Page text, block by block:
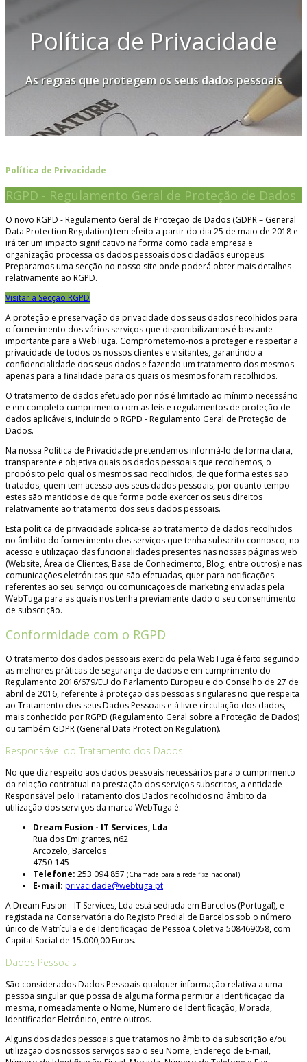
Política de Privacidade
As regras que protegem os seus dados pessoais
Política de Privacidade
RGPD - Regulamento Geral de Proteção de Dados
O novo RGPD - Regulamento Geral de Proteção de Dados (GDPR – General
Data Protection Regulation) tem efeito a partir do dia 25 de maio de 2018 e
irá ter um impacto significativo na forma como cada empresa e
organização processa os dados pessoais dos cidadãos europeus.
Preparamos uma secção no nosso site onde poderá obter mais detalhes
relativamente ao RGPD.
Visitar a Secção RGPD
A proteção e preservação da privacidade dos seus dados recolhidos para
o fornecimento dos vários serviços que disponibilizamos é bastante
importante para a WebTuga. Comprometemo-nos a proteger e respeitar a
privacidade de todos os nossos clientes e visitantes, garantindo a
confidencialidade dos seus dados e fazendo um tratamento dos mesmos
apenas para a finalidade para os quais os mesmos foram recolhidos.
O tratamento de dados efetuado por nós é limitado ao mínimo necessário
e em completo cumprimento com as leis e regulamentos de proteção de
dados aplicáveis, incluindo o RGPD - Regulamento Geral de Proteção de
Dados.
Na nossa Política de Privacidade pretendemos informá-lo de forma clara,
transparente e objetiva quais os dados pessoais que recolhemos, o
propósito pelo qual os mesmos são recolhidos, de que forma estes são
tratados, quem tem acesso aos seus dados pessoais, por quanto tempo
estes são mantidos e de que forma pode exercer os seus direitos
relativamente ao tratamento dos seus dados pessoais.
Esta política de privacidade aplica-se ao tratamento de dados recolhidos
no âmbito do fornecimento dos serviços que tenha subscrito connosco, no
acesso e utilização das funcionalidades presentes nas nossas páginas web
(Website, Área de Clientes, Base de Conhecimento, Blog, entre outros) e nas
comunicações eletrónicas que são efetuadas, quer para notificações
referentes ao seu serviço ou comunicações de marketing enviadas pela
WebTuga para as quais nos tenha previamente dado o seu consentimento
de subscrição.
Conformidade com o RGPD
O tratamento dos dados pessoais exercido pela WebTuga é feito seguindo
as melhores práticas de segurança de dados e em cumprimento do
Regulamento 2016/679/EU do Parlamento Europeu e do Conselho de 27 de
abril de 2016, referente à proteção das pessoas singulares no que respeita
ao Tratamento dos seus Dados Pessoais e à livre circulação dos dados,
mais conhecido por RGPD (Regulamento Geral sobre a Proteção de Dados)
ou também GDPR (General Data Protection Regulation).
Responsável do Tratamento dos Dados
No que diz respeito aos dados pessoais necessários para o cumprimento
da relação contratual na prestação dos serviços subscritos, a entidade
Responsável pelo Tratamento dos Dados recolhidos no âmbito da
utilização dos serviços da marca WebTuga é:
Dream Fusion - IT Services, Lda
Rua dos Emigrantes, n62
Arcozelo, Barcelos
4750-145
Telefone: 253 094 857 (Chamada para a rede fixa nacional)
E-mail: privacidade@webtuga.pt
A Dream Fusion - IT Services, Lda está sediada em Barcelos (Portugal), e
registada na Conservatória do Registo Predial de Barcelos sob o número
único de Matrícula e de Identificação de Pessoa Coletiva 508469058, com
Capital Social de 15.000,00 Euros.
Dados Pessoais
São considerados Dados Pessoais qualquer informação relativa a uma
pessoa singular que possa de alguma forma permitir a identificação da
mesma, nomeadamente o Nome, Número de Identificação, Morada,
Identificador Eletrónico, entre outros.
Alguns dos dados pessoais que tratamos no âmbito da subscrição e/ou
utilização dos nossos serviços são o seu Nome, Endereço de E-mail,